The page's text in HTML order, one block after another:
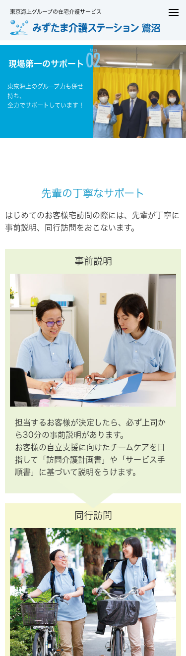
東京海上グループの在宅介護サービス
現場第一のサポート
東京海上のグループ力も併せ
持ち、
全力でサポートしています！
先輩の丁寧なサポート
はじめてのお客様宅訪問の際には、先輩が丁寧に
事前説明、同行訪問をおこないます。
事前説明
担当するお客様が決定したら、必ず上司か
ら30分の事前説明があります。
お客様の自立支援に向けたチームケアを目
指して「訪問介護計画書」や「サービス手
順書」に基づいて説明をうけます。
同行訪問